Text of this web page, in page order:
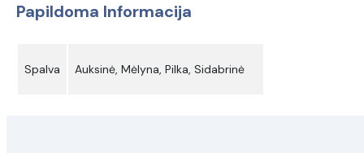
Papildoma Informacija
Spalva Auksinė, Mėlyna, Pilka, Sidabrinė